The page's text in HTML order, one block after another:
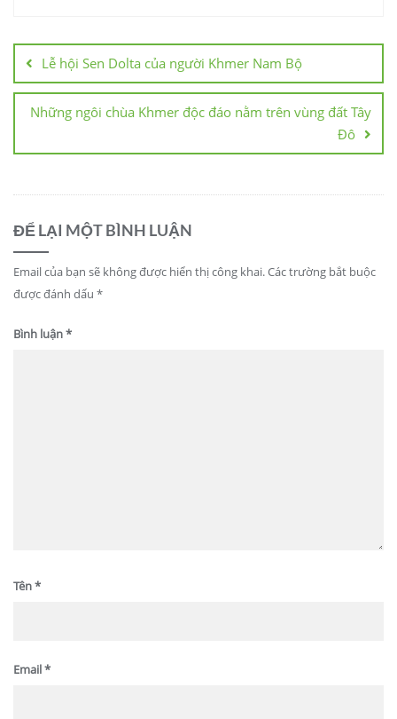
Lễ hội Sen Dolta của người Khmer Nam Bộ
Những ngôi chùa Khmer độc đáo nằm trên vùng đất Tây
Đô
ĐỂ LẠI MỘT BÌNH LUẬN
Email của bạn sẽ không được hiển thị công khai.Các trường bắt buộc
được đánh dấu *
Bình luận*
Tên*
Email*